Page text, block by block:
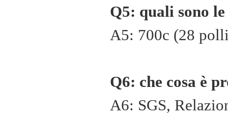
Q5: quali sono
A5: 700c (28
Q6: che cosa è
A6: SGS,